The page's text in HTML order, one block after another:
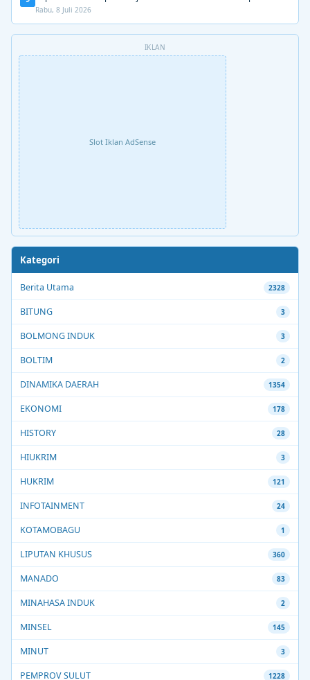
Rabu, 8 Juli 2026
IKLAN
Slot Iklan AdSense
Kategori
Berita Utama 2328
BITUNG 3
BOLMONG INDUK 3
BOLTIM 2
DINAMIKA DAERAH 1354
EKONOMI 178
HISTORY 28
HIUKRIM 3
HUKRIM 121
INFOTAINMENT 24
KOTAMOBAGU 1
LIPUTAN KHUSUS 360
MANADO 83
MINAHASA INDUK 2
MINSEL 145
MINUT 3
PEMPROV SULUT 1228